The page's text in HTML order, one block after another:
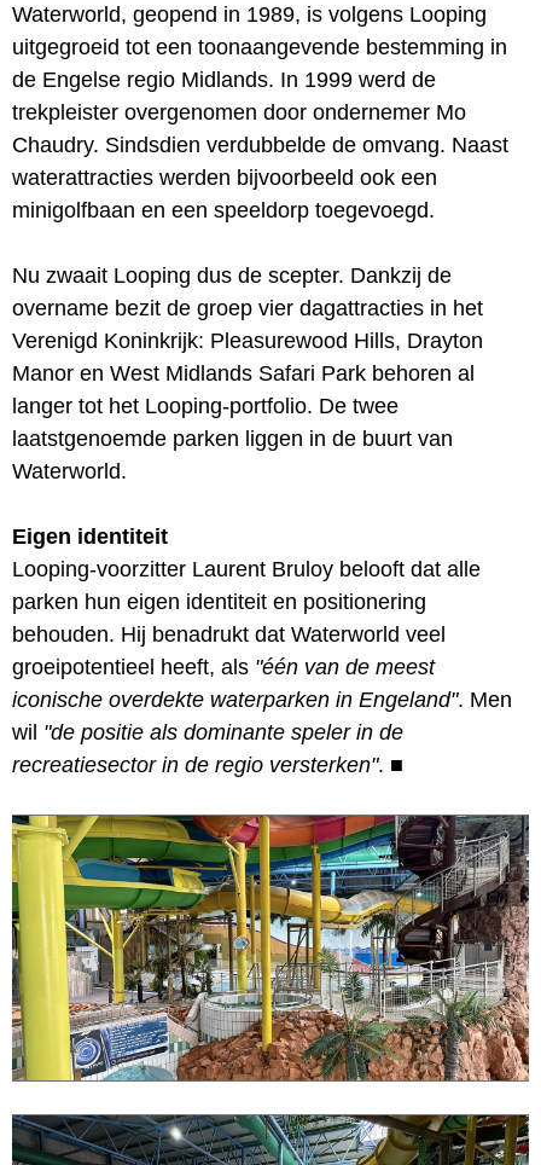
Waterworld, geopend in 1989, is volgens Looping
uitgegroeid tot een toonaangevende bestemming in
de Engelse regio Midlands. In 1999 werd de
trekpleister overgenomen door ondernemer Mo
Chaudry. Sindsdien verdubbelde de omvang. Naast
waterattracties werden bijvoorbeeld ook een
minigolfbaan en een speeldorp toegevoegd.
Nu zwaait Looping dus de scepter. Dankzij de
overname bezit de groep vier dagattracties in het
Verenigd Koninkrijk: Pleasurewood Hills, Drayton
Manor en West Midlands Safari Park behoren al
langer tot het Looping-portfolio. De twee
laatstgenoemde parken liggen in de buurt van
Waterworld.
Eigen identiteit
Looping-voorzitter Laurent Bruloy belooft dat alle
parken hun eigen identiteit en positionering
behouden. Hij benadrukt dat Waterworld veel
groeipotentieel heeft, als "één van de meest
iconische overdekte waterparken in Engeland". Men
wil "de positie als dominante speler in de
recreatiesector in de regio versterken". ■